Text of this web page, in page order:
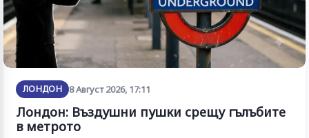
ЛОНДОН 8 Август 2026, 17:11
Лондон: Въздушни пушки срещу гълъбите
в метрото